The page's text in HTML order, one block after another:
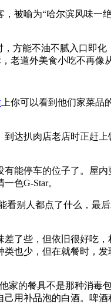
被喻为“哈尔滨风味一
方能不油不腻入口即
老道外美食小吃不再像
上你可以看到他们家菜
到达扒肉店老店时正赶
能停车的位子了。屋
色G-Star。
别人都点了什么，最
了些，但依旧很好吃
也少，但在就餐时，发
家的餐具不是那种消毒
用补品泡的白酒。啤酒